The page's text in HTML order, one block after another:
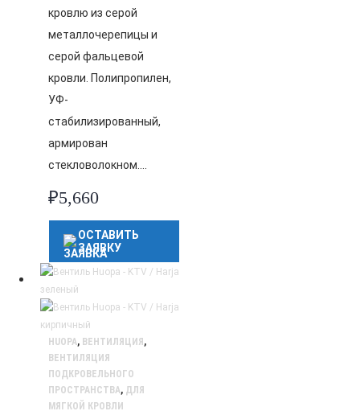
кровлю из серой
металлочерепицы и
серой фальцевой
кровли. Полипропилен,
УФ-
стабилизированный,
армирован
стекловолокном….
₽5,660
ОСТАВИТЬ
ЗАЯВКУ
HUOPA, ВЕНТИЛЯЦИЯ,
ВЕНТИЛЯЦИЯ
ПОДКРОВЕЛЬНОГО
ПРОСТРАНСТВА, ДЛЯ
МЯГКОЙ КРОВЛИ